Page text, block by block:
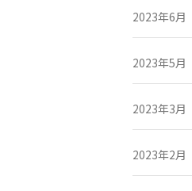
2023年6月
2023年5月
2023年3月
2023年2月